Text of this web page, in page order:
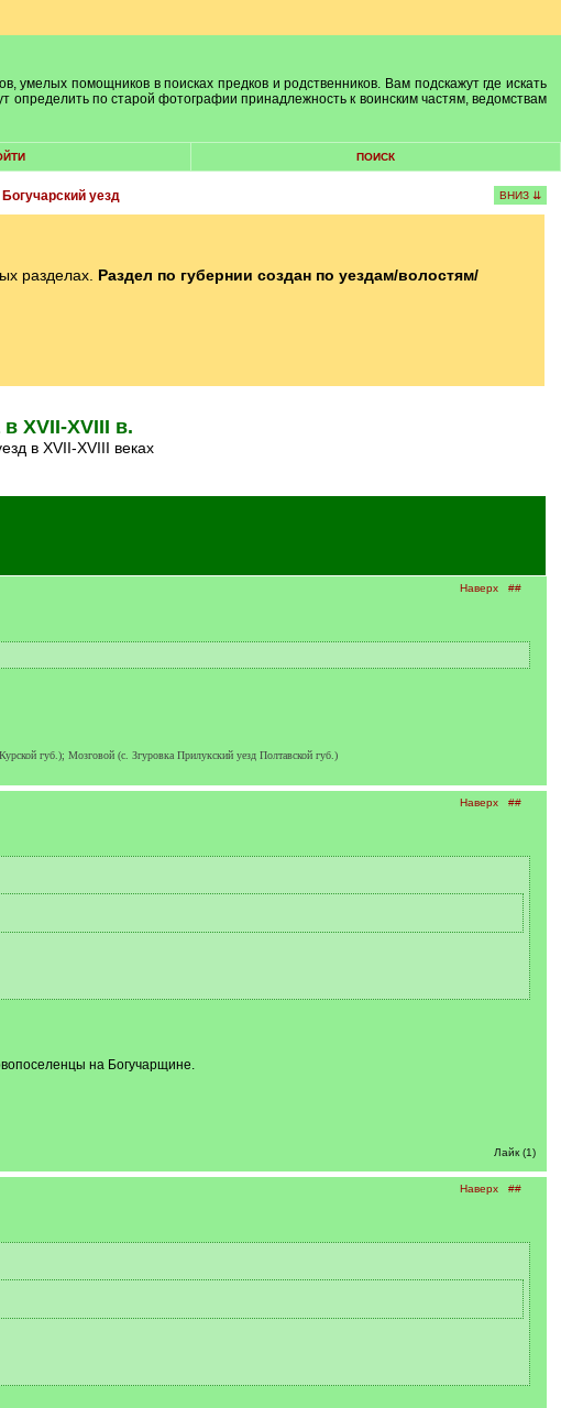
умелых помощников в поисках предков и родственников. Вам подскажут где искать
определить по старой фотографии принадлежность к воинским частям, ведомствам
ПОИСК
Богучарский уезд ВНИЗ ⇊
разделах. Раздел по губернии создан по уездам/волостям/
XVII-XVIII в.
в XVII-XVIII веках
Наверх ##
губ.); Мозговой (с. Згуровка Прилукский уезд Полтавской губ.)
Наверх ##
на Богучарщине.
Лайк (1)
Наверх ##